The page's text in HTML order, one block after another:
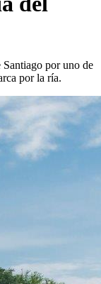
por uno de
por la ría.